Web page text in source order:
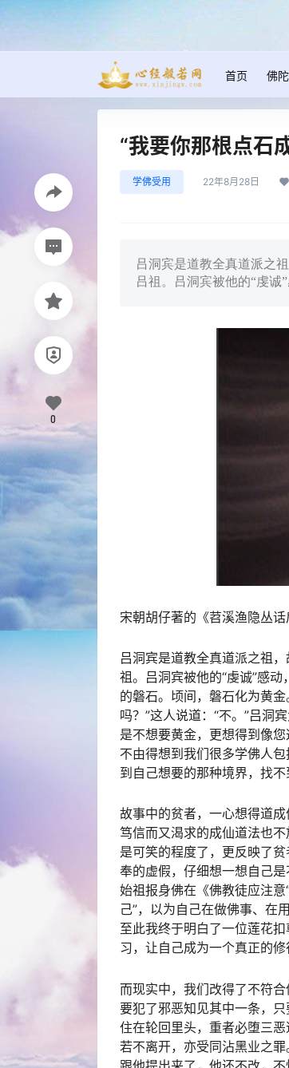
首页 佛
“我要你那根点石
学佛受用 22年8月28日
吕洞宾是道教全真道派之
吕祖。吕洞宾被他的“虔诚
宋朝胡仔著的《苕溪渔隐丛
吕洞宾是道教全真道派之祖
祖。吕洞宾被他的“虔诚”感
的磐石。顷间，磐石化为黄
吗？”这人说道：“不。”吕洞
是不想要黄金，更想得到像
不由得想到我们很多学佛人
到自己想要的那种境界，找
故事中的贫者，一心想得道
笃信而又渴求的成仙道法也
是可笑的程度了，更反映了
奉的虚假，仔细想一想自己
始祖报身佛在《佛教徒应注
己”，以为自己在做佛事、在
至此我终于明白了一位莲花
习，让自己成为一个真正的修
而现实中，我们改得了不符
要犯了邪恶知见其中一条，
住在轮回里头，重者必堕三恶
若不离开，亦受同沾黑业之
0